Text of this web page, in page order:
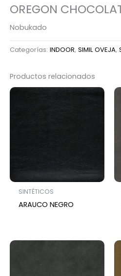
OREGON
Nobukado
Categorías: INDOOR, SIMIL OVEJA,
Productos relacionados
SINTÉTICOS
ARAUCO NEGRO